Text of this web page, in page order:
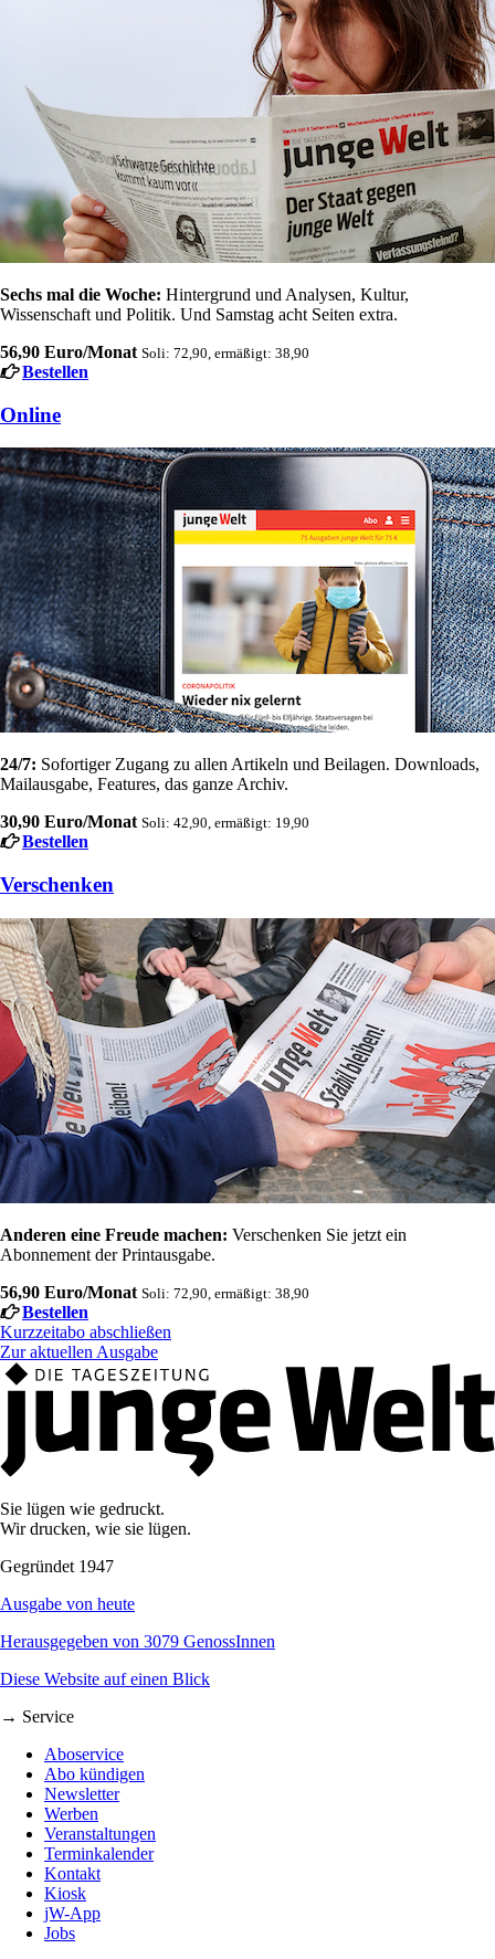
Sechs mal die Woche: Hintergrund und Analysen, Kultur,
Wissenschaft und Politik. Und Samstag acht Seiten extra.
56,90 Euro/Monat Soli: 72,90, ermäßigt: 38,90
Bestellen
Online
24/7: Sofortiger Zugang zu allen Artikeln und Beilagen. Downloads,
Mailausgabe, Features, das ganze Archiv.
30,90 Euro/Monat Soli: 42,90, ermäßigt: 19,90
Bestellen
Verschenken
Anderen eine Freude machen: Verschenken Sie jetzt ein
Abonnement der Printausgabe.
56,90 Euro/Monat Soli: 72,90, ermäßigt: 38,90
Bestellen
Kurzzeitabo abschließen
Zur aktuellen Ausgabe
Sie lügen wie gedruckt.
Wir drucken, wie sie lügen.
Gegründet 1947
Ausgabe von heute
Herausgegeben von 3079 GenossInnen
Diese Website auf einen Blick
→ Service
Aboservice
Abo kündigen
Newsletter
Werben
Veranstaltungen
Terminkalender
Kontakt
Kiosk
jW-App
Jobs